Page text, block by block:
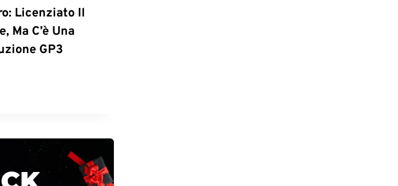
Licenziato Il
Ma C’è Una
GP3